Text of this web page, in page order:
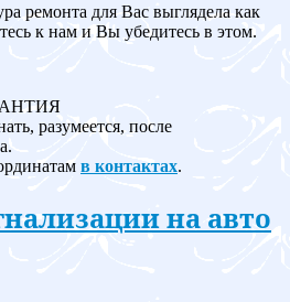
ремонта для Вас выглядела как
к нам и Вы убедитесь в этом.
разумеется, после
в контактах.
на авто